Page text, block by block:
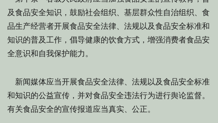
及食品安全知识，鼓励社会组织、基层群众性自治组织、食
品生产经营者开展食品安全法律、法规以及食品安全标准和
知识的普及工作，倡导健康的饮食方式，增强消费者食品安
全意识和自我保护能力。
新闻媒体应当开展食品安全法律、法规以及食品安全标准
和知识的公益宣传，并对食品安全违法行为进行舆论监督。
有关食品安全的宣传报道应当真实、公正。